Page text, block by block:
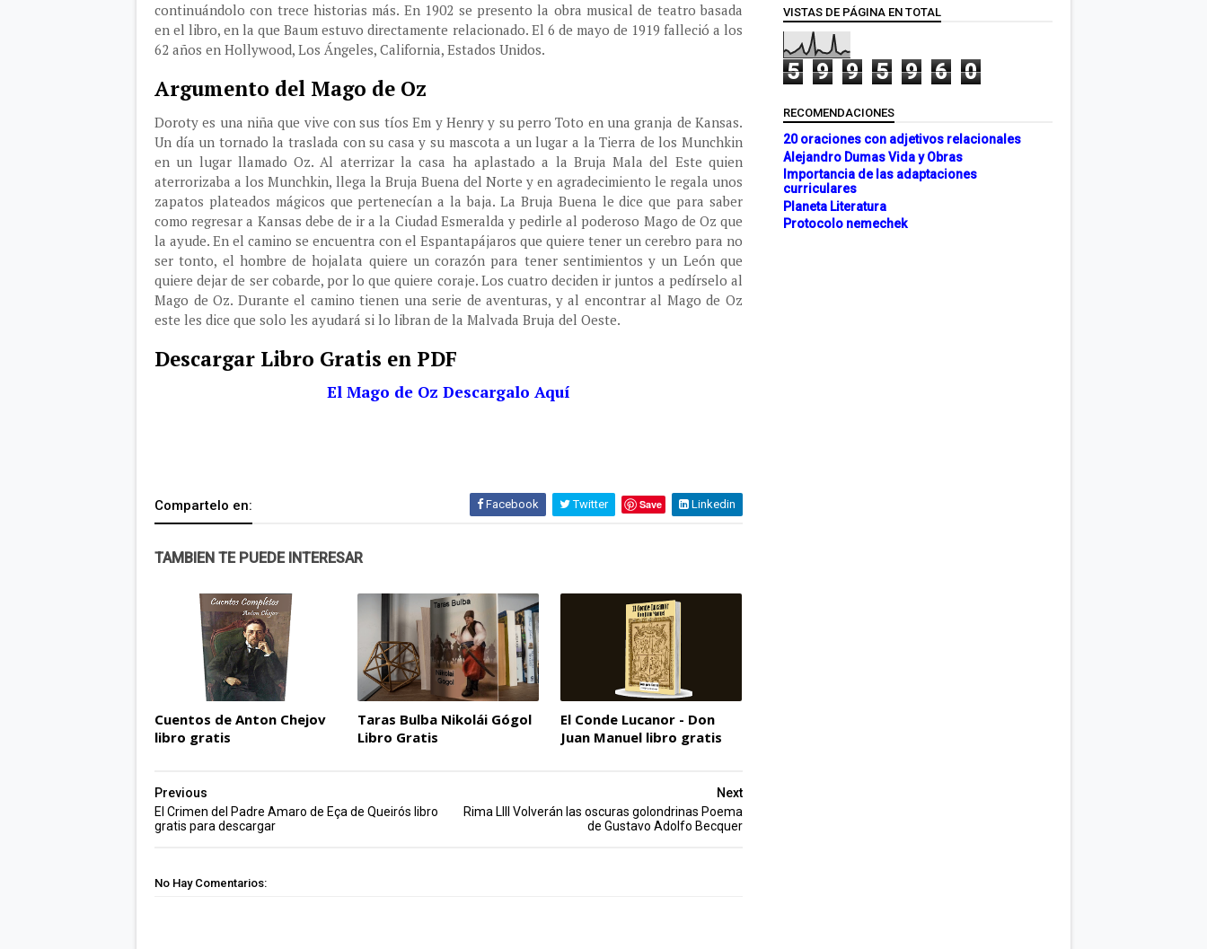
continuándolo con trece historias más. En 1902 se presento la obra musical de teatro basada
en el libro, en la que Baum estuvo directamente relacionado. El 6 de mayo de 1919 falleció a los
62 años en Hollywood, Los Ángeles, California, Estados Unidos.
Argumento del Mago de Oz
Doroty es una niña que vive con sus tíos Em y Henry y su perro Toto en una granja de Kansas.
Un día un tornado la traslada con su casa y su mascota a un lugar a la Tierra de los Munchkin
en un lugar llamado Oz. Al aterrizar la casa ha aplastado a la Bruja Mala del Este quien
aterrorizaba a los Munchkin, llega la Bruja Buena del Norte y en agradecimiento le regala unos
zapatos plateados mágicos que pertenecían a la baja. La Bruja Buena le dice que para saber
como regresar a Kansas debe de ir a la Ciudad Esmeralda y pedirle al poderoso Mago de Oz que
la ayude. En el camino se encuentra con el Espantapájaros que quiere tener un cerebro para no
ser tonto, el hombre de hojalata quiere un corazón para tener sentimientos y un León que
quiere dejar de ser cobarde, por lo que quiere coraje. Los cuatro deciden ir juntos a pedírselo al
Mago de Oz. Durante el camino tienen una serie de aventuras, y al encontrar al Mago de Oz
este les dice que solo les ayudará si lo libran de la Malvada Bruja del Oeste.
Descargar Libro Gratis en PDF
El Mago de Oz Descargalo Aquí
Compartelo en: Facebook Twitter Save Linkedin
TAMBIEN TE PUEDE INTERESAR
Cuentos de Anton Chejov
libro gratis
Taras Bulba Nikolái Gógol
Libro Gratis
El Conde Lucanor - Don
Juan Manuel libro gratis
Next
Rima LIII Volverán las oscuras golondrinas Poema
de Gustavo Adolfo Becquer
Previous
El Crimen del Padre Amaro de Eça de Queirós libro
gratis para descargar
No Hay Comentarios:
VISTAS DE PÁGINA EN TOTAL
5 9 9 5 9 6 0
RECOMENDACIONES
20 oraciones con adjetivos relacionales
Alejandro Dumas Vida y Obras
Importancia de las adaptaciones
curriculares
Planeta Literatura
Protocolo nemechek